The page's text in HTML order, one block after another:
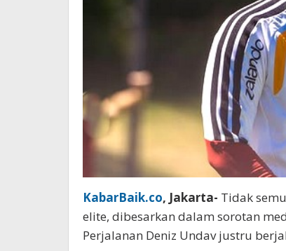
KabarBaik.co, Jakarta- Tidak
elite, dibesarkan dalam sorotan
Perjalanan Deniz Undav justru